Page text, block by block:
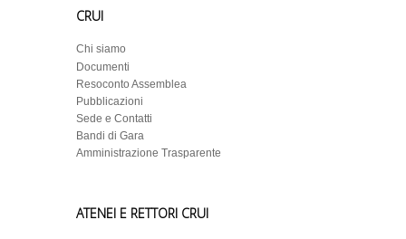
CRUI
Chi siamo
Documenti
Resoconto Assemblea
Pubblicazioni
Sede e Contatti
Bandi di Gara
Amministrazione Trasparente
ATENEI E RETTORI CRUI